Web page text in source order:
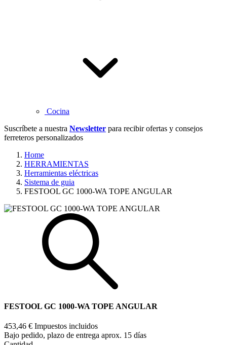
Cocina
Suscríbete a nuestra Newsletter para recibir ofertas y consejos
ferreteros personalizados
Home
HERRAMIENTAS
Herramientas eléctricas
Sistema de guia
FESTOOL GC 1000-WA TOPE ANGULAR
FESTOOL GC 1000-WA TOPE ANGULAR
453,46 € Impuestos incluidos
Bajo pedido, plazo de entrega aprox. 15 días